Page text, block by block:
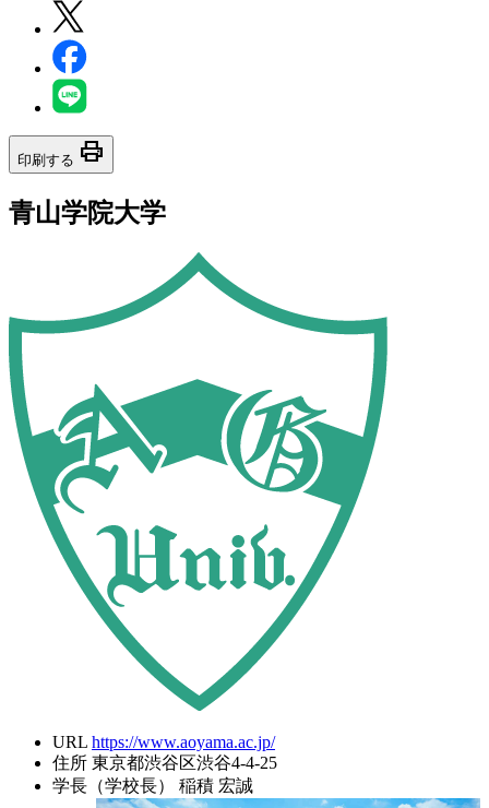
印刷する print
青山学院大学
URL https://www.aoyama.ac.jp/
住所 東京都渋谷区渋谷4-4-25
学長（学校長）
稲積 宏誠